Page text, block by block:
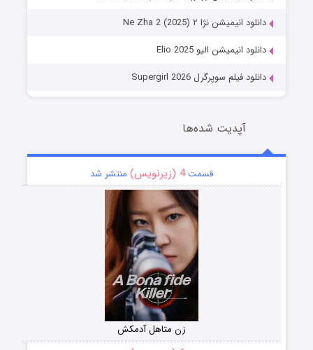
دانلود انیمیشن نژا ۲ Ne Zha 2 (2025)
دانلود انیمیشن الیو Elio 2025
دانلود فیلم سوپرگرل Supergirl 2026
آپدیت شده‌ها
قسمت4 (زیرنویس) منتشر شد
زن متاهل آدمکش